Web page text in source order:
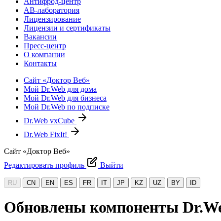
АВ-лаборатория
Лицензирование
Лицензии и сертификаты
Вакансии
Пресс-центр
О компании
Контакты
Сайт «Доктор Веб»
Мой Dr.Web для дома
Мой Dr.Web для бизнеса
Мой Dr.Web по подписке
Dr.Web vxCube
Dr.Web FixIt!
Сайт «Доктор Веб»
Редактировать профиль
Выйти
RU CN EN ES FR IT JP KZ UZ BY ID
Обновлены компоненты